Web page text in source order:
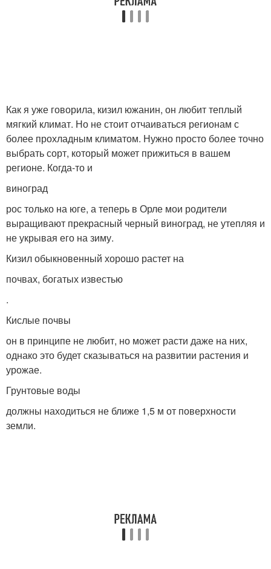
Как я уже говорила, кизил южанин, он любит теплый
мягкий климат. Но не стоит отчаиваться регионам с
более прохладным климатом. Нужно просто более точно
выбрать сорт, который может прижиться в вашем
регионе. Когда-то и
виноград
рос только на юге, а теперь в Орле мои родители
выращивают прекрасный черный виноград, не утепляя и
не укрывая его на зиму.
Кизил обыкновенный хорошо растет на
почвах, богатых известью
.
Кислые почвы
он в принципе не любит, но может расти даже на них,
однако это будет сказываться на развитии растения и
урожае.
Грунтовые воды
должны находиться не ближе 1,5 м от поверхности
земли.